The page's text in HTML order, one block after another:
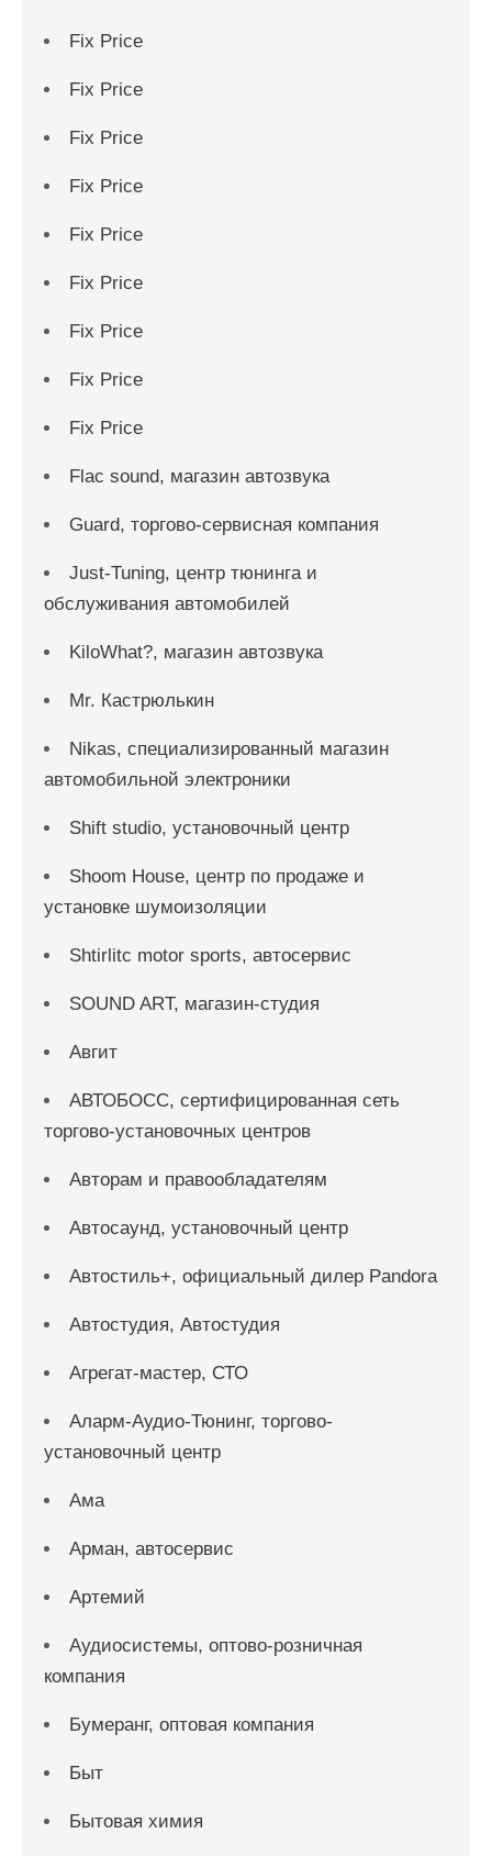
Fix Price
Fix Price
Fix Price
Fix Price
Fix Price
Fix Price
Fix Price
Fix Price
Fix Price
Flac sound, магазин автозвука
Guard, торгово-сервисная компания
Just-Tuning, центр тюнинга и
обслуживания автомобилей
KiloWhat?, магазин автозвука
Mr. Кастрюлькин
Nikas, специализированный магазин
автомобильной электроники
Shift studio, установочный центр
Shoom House, центр по продаже и
установке шумоизоляции
Shtirlitc motor sports, автосервис
SOUND ART, магазин-студия
Авгит
АВТОБОСС, сертифицированная сеть
торгово-установочных центров
Авторам и правообладателям
Автосаунд, установочный центр
Автостиль+, официальный дилер Pandora
Автостудия, Автостудия
Агрегат-мастер, СТО
Аларм-Аудио-Тюнинг, торгово-
установочный центр
Ама
Арман, автосервис
Артемий
Аудиосистемы, оптово-розничная
компания
Бумеранг, оптовая компания
Быт
Бытовая химия